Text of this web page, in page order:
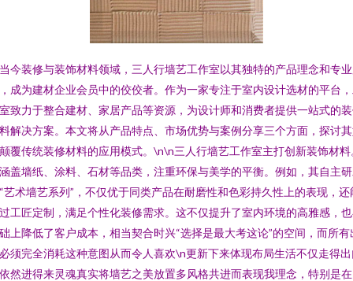
今装修与装饰材料领域，三人行墙艺工作室以其独特的产品理念和专
成为建材企业会员中的佼佼者。作为一家专注于室内设计选材的平台
致力于整合建材、家居产品等资源，为设计师和消费者提供一站式的
解决方案。本文将从产品特点、市场优势与案例分享三个方面，探讨
覆传统装修材料的应用模式。\n\n三人行墙艺工作室主打创新装饰材料
盖墙纸、涂料、石材等品类，注重环保与美学的平衡。例如，其自主
艺术墙艺系列”，不仅优于同类产品在耐磨性和色彩持久性上的表现，还
工匠定制，满足个性化装修需求。这不仅提升了室内环境的高雅感，
上降低了客户成本，相当契合时兴“选择是最大考这论”的空间，而所有
须完全消耗这种意图从而令人喜欢\n更新下来体现布局生活不仅走得
然进得来灵魂真实将墙艺之美放置多风格共进而表现我理念，特别是